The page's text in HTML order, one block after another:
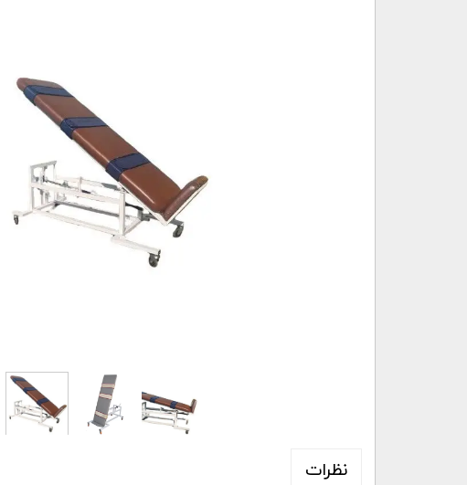
نظرات